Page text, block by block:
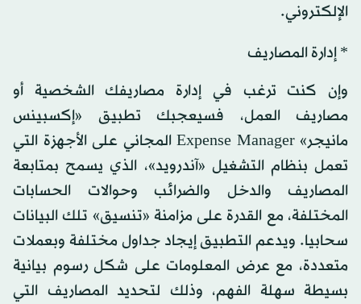
الإلكتروني.
* إدارة المصاريف
وإن كنت ترغب في إدارة مصاريفك الشخصية أو
مصاريف العمل، فسيعجبك تطبيق «إكسبينس
مانيجر» Expense Manager المجاني على الأجهزة التي
تعمل بنظام التشغيل «آندرويد»، الذي يسمح بمتابعة
المصاريف والدخل والضرائب وحوالات الحسابات
المختلفة، مع القدرة على مزامنة «تنسيق» تلك البيانات
سحابيا. ويدعم التطبيق إيجاد جداول مختلفة وبعملات
متعددة، مع عرض المعلومات على شكل رسوم بيانية
بسيطة سهلة الفهم، وذلك لتحديد المصاريف التي